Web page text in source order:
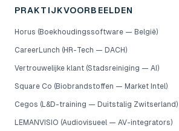
PRAKTIJKVOORBEELDEN
Horus (Boekhoudingssoftware — België)
CareerLunch (HR-Tech — DACH)
Vertrouwelijke klant (Stadsreiniging — AI)
Square Co (Biobrandstoffen — Market Intel)
Cegos (L&D-training — Duitstalig Zwitserland)
LEMANVISIO (Audiovisueel — AV-integrators)